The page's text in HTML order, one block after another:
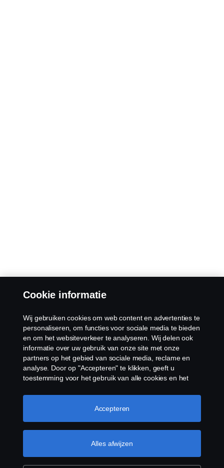
Cookie informatie
Wij gebruiken cookies om web content en advertenties te
personaliseren, om functies voor sociale media te bieden
en om het websiteverkeer te analyseren. Wij delen ook
informatie over uw gebruik van onze site met onze
partners op het gebied van sociale media, reclame en
analyse. Door op "Accepteren" te klikken, geeft u
toestemming voor het gebruik van alle cookies en het
door op "Cookie Instellingen" te klikken en de
categorieën te selecteren die u wilt accepteren. Voor een
Meer informatie over uw privacy
Alles afwijzen
Accepteren